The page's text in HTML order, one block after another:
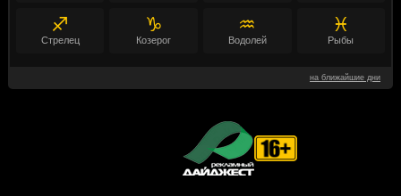
♐
Стрелец
♑
Козерог
♒
Водолей
♓
Рыбы
на ближайшие дни